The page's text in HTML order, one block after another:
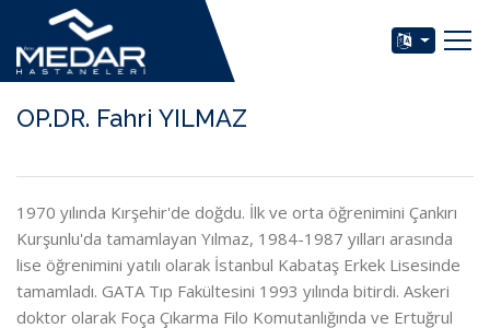
OP.DR. Fahri YILMAZ
1970 yılında Kırşehir'de doğdu. İlk ve orta öğrenimini Çankırı
Kurşunlu'da tamamlayan Yılmaz, 1984-1987 yılları arasında
lise öğrenimini yatılı olarak İstanbul Kabataş Erkek Lisesinde
tamamladı. GATA Tıp Fakültesini 1993 yılında bitirdi. Askeri
doktor olarak Foça Çıkarma Filo Komutanlığında ve Ertuğrul